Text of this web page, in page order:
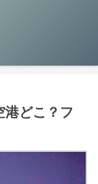
港どこ？フ